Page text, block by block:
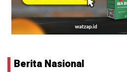
Berita Nasional